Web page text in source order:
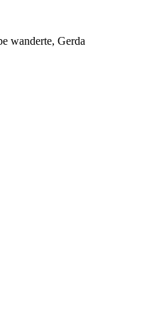
wanderte, Gerda